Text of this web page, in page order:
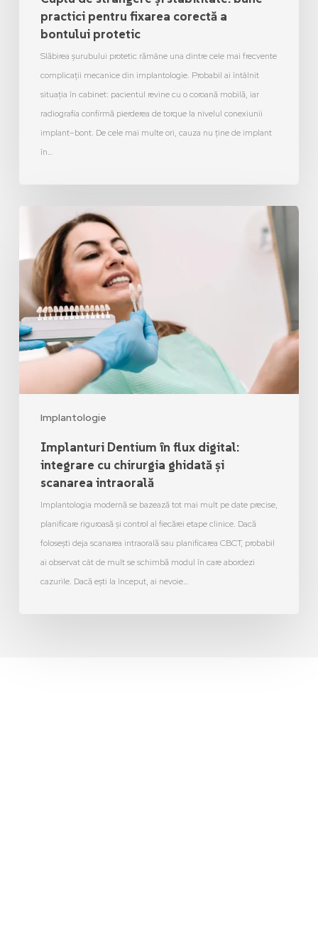
practici pentru fixarea corectă a
bontului protetic
Slăbirea șurubului protetic rămâne una dintre cele mai frecvente
complicații mecanice din implantologie. Probabil ai întâlnit
situația în cabinet: pacientul revine cu o coroană mobilă, iar
radiografia confirmă pierderea de torque la nivelul conexiunii
implant–bont. De cele mai multe ori, cauza nu ține de implant
în…
Implantologie
Implanturi Dentium în flux digital:
integrare cu chirurgia ghidată și
scanarea intraorală
Implantologia modernă se bazează tot mai mult pe date precise,
planificare riguroasă și control al fiecărei etape clinice. Dacă
folosești deja scanarea intraorală sau planificarea CBCT, probabil
ai observat cât de mult se schimbă modul în care abordezi
cazurile. Dacă ești la început, ai nevoie…